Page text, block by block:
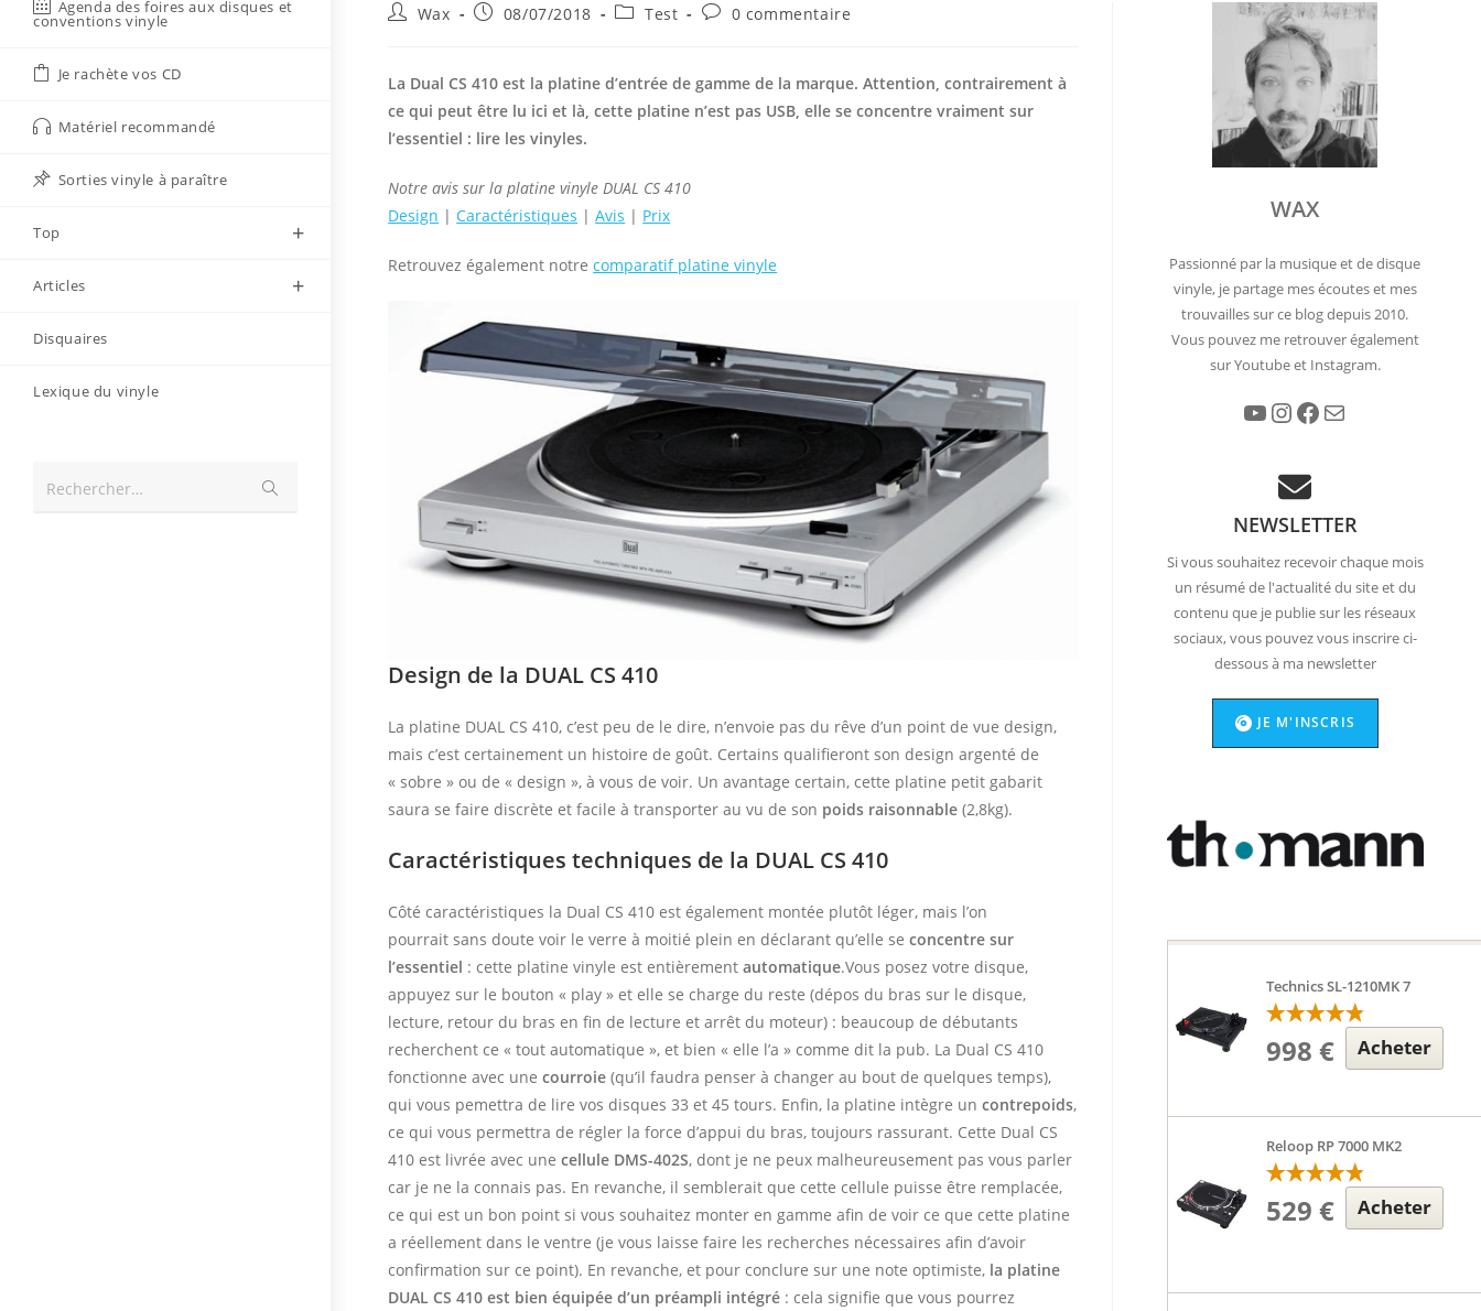
Agenda des foires aux disques et
conventions vinyle
Je rachète vos CD
Matériel recommandé
Sorties vinyle à paraître
Top
Articles
Disquaires
Lexique du vinyle
Rechercher…
la
Auteur/autrice
publication :
Wax
Publication
08/07/2018
PostTest
Commentaires
publication :
0 commentaire
La Dual CS 410 est la platine d’entrée de gamme de la marque. Attention, contrairement à
ce qui peut être lu ici et là, cette platine n’est pas USB, elle se concentre vraiment sur
l’essentiel : lire les vinyles.
Notre avis sur la platine vinyle DUAL CS 410
Design |Caractéristiques |Avis | Prix
Retrouvez également notrecomparatif platine vinyle
Design de la DUAL CS 410
La platine DUAL CS 410, c’est peu de le dire, n’envoie pas du rêve d’un point de vue design,
mais c’est certainement un histoire de goût. Certains qualifieront son design argenté de
« sobre » ou de « design », à vous de voir. Un avantage certain, cette platine petit gabarit
saura se faire discrète et facile à transporter au vu de son poids raisonnable (2,8kg).
Caractéristiques techniques de la DUAL CS 410
Côté caractéristiques la Dual CS 410 est également montée plutôt léger, mais l’on
pourrait sans doute voir le verre à moitié plein en déclarant qu’elle seconcentre sur
l’essentiel : cette platine vinyle est entièrementautomatique.Vous posez votre disque,
appuyez sur le bouton « play » et elle se charge du reste (dépos du bras sur le disque,
lecture, retour du bras en fin de lecture et arrêt du moteur) : beaucoup de débutants
recherchent ce « tout automatique », et bien « elle l’a » comme dit la pub. La Dual CS 410
fonctionne avec une courroie (qu’il faudra penser à changer au bout de quelques temps),
qui vous pemettra de lire vos disques 33 et 45 tours. Enfin, la platine intègre uncontrepoids,
ce qui vous permettra de régler la force d’appui du bras, toujours rassurant. Cette Dual CS
410 est livrée avec unecellule DMS-402S, dont je ne peux malheureusement pas vous parler
car je ne la connais pas. En revanche, il semblerait que cette cellule puisse être remplacée,
ce qui est un bon point si vous souhaitez monter en gamme afin de voir ce que cette platine
a réellement dans le ventre (je vous laisse faire les recherches nécessaires afin d’avoir
confirmation sur ce point). En revanche, et pour conclure sur une note optimiste, la platine
DUAL CS 410 est bien équipée d’un préampli intégré : cela signifie que vous pourrez
WAX
Passionné par la musique et de disque
vinyle, je partage mes écoutes et mes
trouvailles sur ce blog depuis 2010.
Vous pouvez me retrouver également
sur Youtube et Instagram.
YouTube Instagram Facebook E-mail
NEWSLETTER
Si vous souhaitez recevoir chaque mois
un résumé de l'actualité du site et du
contenu que je publie sur les réseaux
sociaux, vous pouvez vous inscrire ci-
dessous à ma newsletter
JE M'INSCRIS
Technics SL-1210MK 7
998 € Acheter
Reloop RP 7000 MK2
529 € Acheter